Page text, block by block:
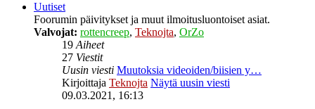
Uutiset
Foorumin päivitykset ja muut ilmoitusluontoiset asiat.
Valvojat: rottencreep, Teknojta, OrZo
19Aiheet
27 Viestit
Uusin viesti Muutoksia videoiden/biisien y…
Kirjoittaja Teknojta Näytä uusin viesti
09.03.2021, 16:13